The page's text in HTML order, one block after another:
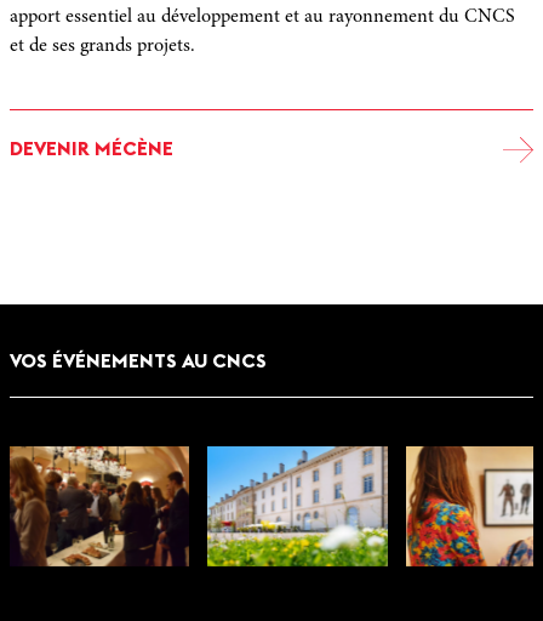
apport essentiel au développement et au rayonnement du CNCS
et de ses grands projets.
DEVENIR MÉCÈNE
VOS ÉVÉNEMENTS AU CNCS